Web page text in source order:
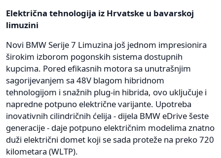
Električna tehnologija iz Hrvatske u bavarskoj
limuzini
Novi BMW Serije 7 Limuzina još jednom impresionira
širokim izborom pogonskih sistema dostupnih
kupcima. Pored efikasnih motora sa unutrašnjim
sagorijevanjem sa 48V blagom hibridnom
tehnologijom i snažnih plug-in hibrida, ovo uključuje i
napredne potpuno električne varijante. Upotreba
inovativnih cilindričnih ćelija - dijela BMW eDrive šeste
generacije - daje potpuno električnim modelima znatno
duži električni domet koji se sada proteže na preko 720
kilometara (WLTP).